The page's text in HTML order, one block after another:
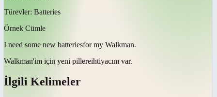
Türevler: Batteries
Örnek Cümle
I need some new batteriesfor my Walkman.
Walkman'im için yeni pillereihtiyacım var.
İlgili Kelimeler